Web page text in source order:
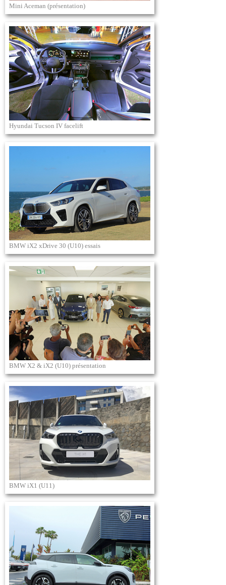
Mini Aceman (présentation)
Hyundai Tucson IV facelift
BMW iX2 xDrive 30 (U10) essais
BMW X2 & iX2 (U10) présentation
BMW iX1 (U11)